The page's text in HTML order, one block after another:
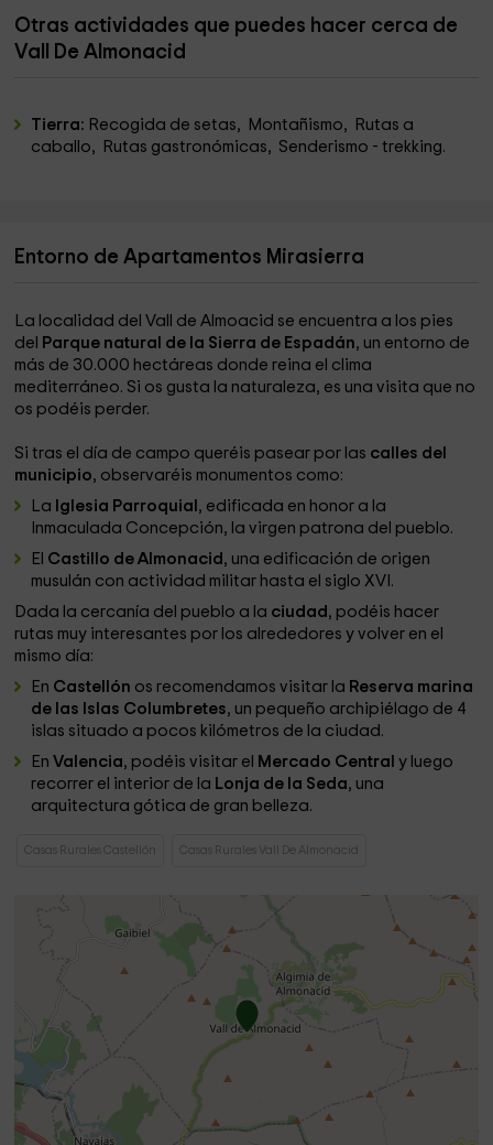
Otras actividades que puedes hacer cerca de
Vall De Almonacid
Tierra: Recogida de setas, Montañismo, Rutas a
caballo, Rutas gastronómicas, Senderismo - trekking.
Entorno de Apartamentos Mirasierra
La localidad del Vall de Almoacid se encuentra a los pies
del
Parque natural de la Sierra de Espadán, un entorno de
más de 30.000 hectáreas donde reina el clima
mediterráneo. Si os gusta la naturaleza, es una visita que no
os podéis perder.
Si tras el día de campo queréis pasear por las calles del
municipio, observaréis monumentos como:
La Iglesia Parroquial , edificada en honor a la
Inmaculada Concepción, la virgen patrona del pueblo.
El Castillo de Almonacid , una edificación de origen
musulán con actividad militar hasta el siglo XVI.
Dada la cercanía del pueblo a la ciudad , podéis hacer
rutas muy interesantes por los alrededores y volver en el
mismo día:
En Castellón os recomendamos visitar la Reserva marina
de las Islas Columbretes, un pequeño archipiélago de 4
islas situado a pocos kilómetros de la ciudad.
EnValencia, podéis visitar el Mercado Central y luego
recorrer el interior de la Lonja de la Seda, una
arquitectura gótica de gran belleza.
Casas Rurales Castellón Casas Rurales Vall De Almonacid